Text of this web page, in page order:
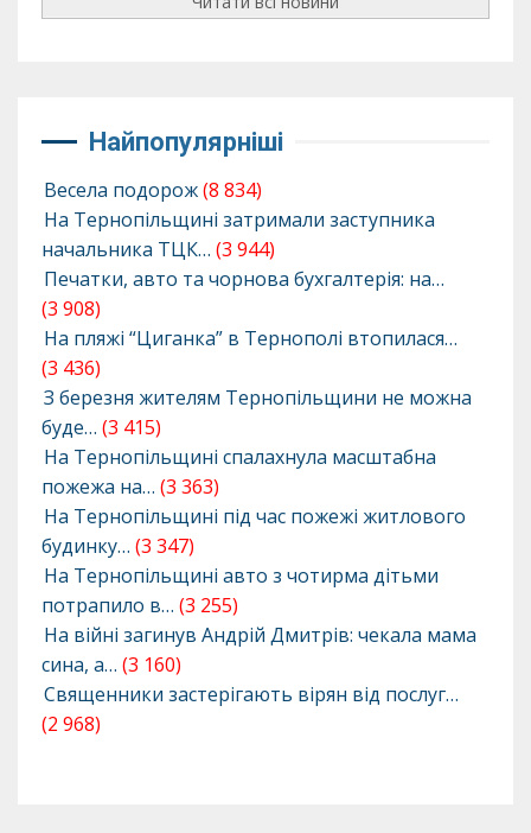
Найпопулярніші
Весела подорож(8 834)
На Тернопільщині затримали заступника
начальника ТЦК… (3 944)
Печатки, авто та чорнова бухгалтерія: на…
(3 908)
На пляжі “Циганка” в Тернополі втопилася…
(3 436)
З березня жителям Тернопільщини не можна
буде… (3 415)
На Тернопільщині спалахнула масштабна
пожежа на… (3 363)
На Тернопільщині під час пожежі житлового
будинку… (3 347)
На Тернопільщині авто з чотирма дітьми
потрапило в… (3 255)
На війні загинув Андрій Дмитрів: чекала мама
сина, а… (3 160)
Священники застерігають вірян від послуг…
(2 968)